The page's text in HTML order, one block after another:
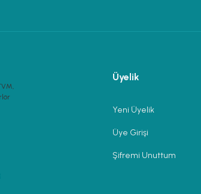
Üyelik
Yeni Üyelik
Üye Girişi
Şifremi Unuttum